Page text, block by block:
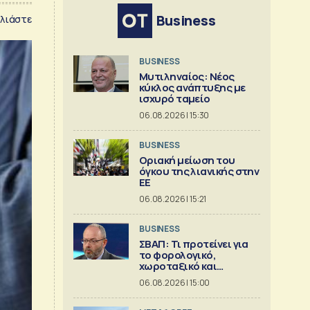
Business
BUSINESS
Μυτιληναίος: Νέος
κύκλος ανάπτυξης με
ισχυρό ταμείο
06.08.2026 | 15:30
BUSINESS
Οριακή μείωση του
όγκου της λιανικής στην
ΕΕ
06.08.2026 | 15:21
BUSINESS
ΣΒΑΠ: Τι προτείνει για
το φορολογικό,
χωροταξικό και
εργασιακό πλαίσιο της
Μεταποίησης
06.08.2026 | 15:00